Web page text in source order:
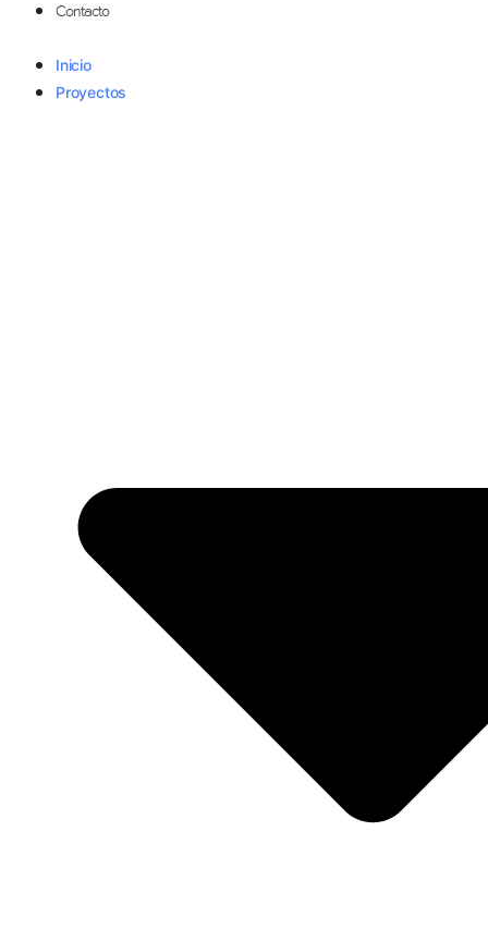
Contacto
Inicio
Proyectos